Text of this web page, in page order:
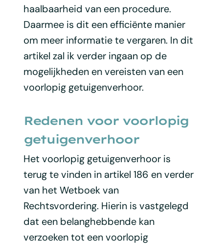
haalbaarheid van een procedure.
Daarmee is dit een efficiënte manier
om meer informatie te vergaren. In dit
artikel zal ik verder ingaan op de
mogelijkheden en vereisten van een
voorlopig getuigenverhoor.
Redenen voor voorlopig
getuigenverhoor
Het voorlopig getuigenverhoor is
terug te vinden in artikel 186 en verder
van het Wetboek van
Rechtsvordering. Hierin is vastgelegd
dat een belanghebbende kan
verzoeken tot een voorlopig